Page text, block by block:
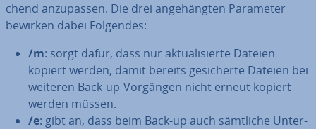
chend an­zu­pas­sen. Die drei an­ge­häng­ten Parameter
bewirken dabei Folgendes:
/m: sorgt dafür, dass nur ak­tua­li­sier­te Dateien
kopiert werden, damit bereits ge­si­cher­te Dateien bei
weiteren Back-up-Vorgängen nicht erneut kopiert
werden müssen.
/e: gibt an, dass beim Back-up auch sämtliche Un­ter­